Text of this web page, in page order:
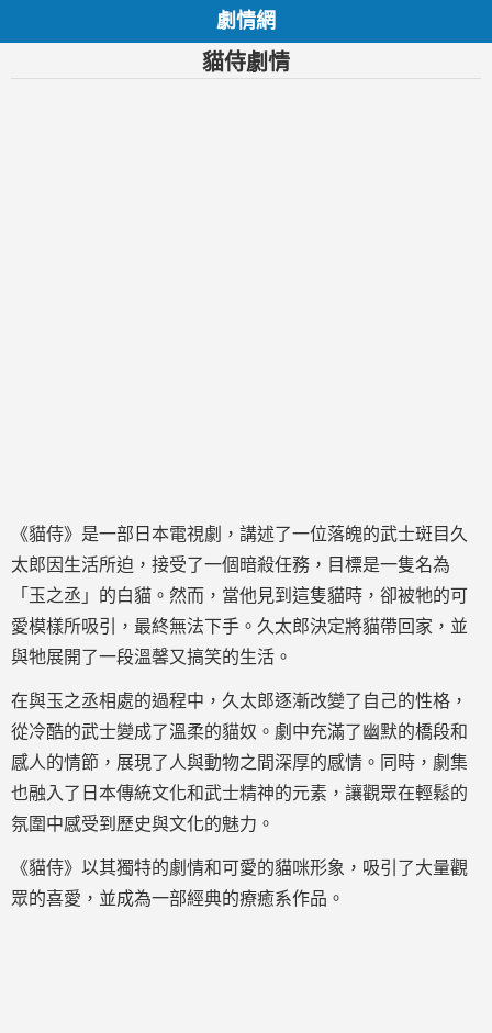
劇情網
貓侍劇情
《貓侍》是一部日本電視劇，講述了一位落魄的武士斑目久
太郎因生活所迫，接受了一個暗殺任務，目標是一隻名為
「玉之丞」的白貓。然而，當他見到這隻貓時，卻被牠的可
愛模樣所吸引，最終無法下手。久太郎決定將貓帶回家，並
與牠展開了一段溫馨又搞笑的生活。
在與玉之丞相處的過程中，久太郎逐漸改變了自己的性格，
從冷酷的武士變成了溫柔的貓奴。劇中充滿了幽默的橋段和
感人的情節，展現了人與動物之間深厚的感情。同時，劇集
也融入了日本傳統文化和武士精神的元素，讓觀眾在輕鬆的
氛圍中感受到歷史與文化的魅力。
《貓侍》以其獨特的劇情和可愛的貓咪形象，吸引了大量觀
眾的喜愛，並成為一部經典的療癒系作品。